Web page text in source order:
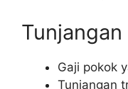
Gaji pokok
Tunjangan